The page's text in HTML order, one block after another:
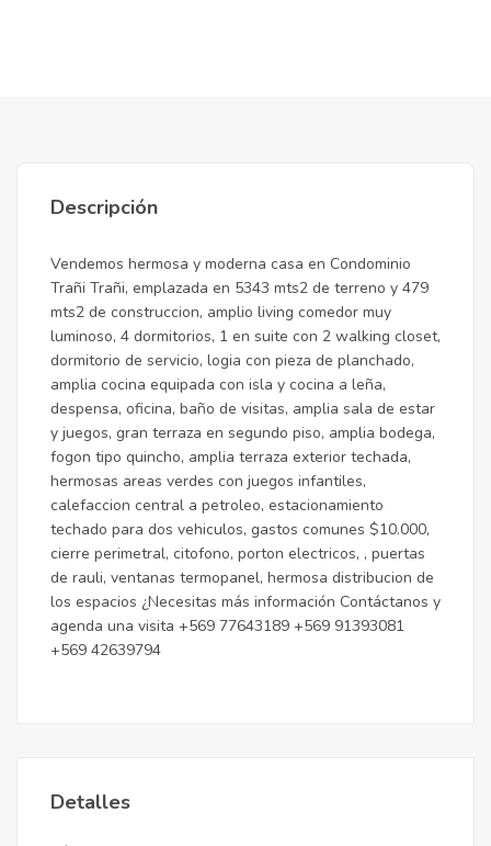
Descripción
Vendemos hermosa y moderna casa en Condominio
Trañi Trañi, emplazada en 5343 mts2 de terreno y 479
mts2 de construccion, amplio living comedor muy
luminoso, 4 dormitorios, 1 en suite con 2 walking closet,
dormitorio de servicio, logia con pieza de planchado,
amplia cocina equipada con isla y cocina a leña,
despensa, oficina, baño de visitas, amplia sala de estar
y juegos, gran terraza en segundo piso, amplia bodega,
fogon tipo quincho, amplia terraza exterior techada,
hermosas areas verdes con juegos infantiles,
calefaccion central a petroleo, estacionamiento
techado para dos vehiculos, gastos comunes $10.000,
cierre perimetral, citofono, porton electricos, , puertas
de rauli, ventanas termopanel, hermosa distribucion de
los espacios ¿Necesitas más información Contáctanos y
agenda una visita +569 77643189 +569 91393081
+569 42639794
Detalles